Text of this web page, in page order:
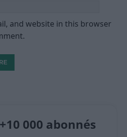
and website in this browser
000 abonnés